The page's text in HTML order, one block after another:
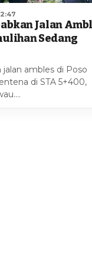
Jalan
Sedang
ambles di Poso
di STA 5+400,